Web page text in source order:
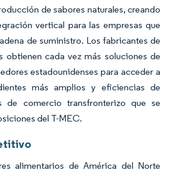
de sabores naturales, creando
vertical para las empresas que
de suministro. Los fabricantes de
obtienen cada vez más soluciones de
estadounidenses para acceder a
más amplios y eficiencias de
de comercio transfronterizo que se
del T-MEC.
alimentarios de América del Norte